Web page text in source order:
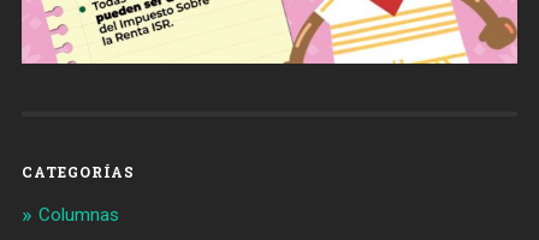
CATEGORÍAS
Columnas